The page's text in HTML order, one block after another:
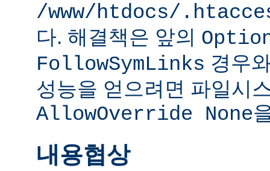
/www/htdocs/
다. 해결책은 앞의
FollowSymLinks 경우
성능을 얻으려면 파일시
AllowOverride None
내용협상